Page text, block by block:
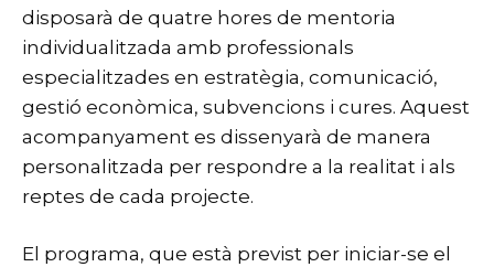
disposarà de quatre hores de mentoria
individualitzada amb professionals
especialitzades en estratègia, comunicació,
gestió econòmica, subvencions i cures. Aquest
acompanyament es dissenyarà de manera
personalitzada per respondre a la realitat i als
reptes de cada projecte.
El programa, que està previst per iniciar-se el